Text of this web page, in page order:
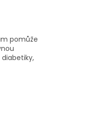
pomůže